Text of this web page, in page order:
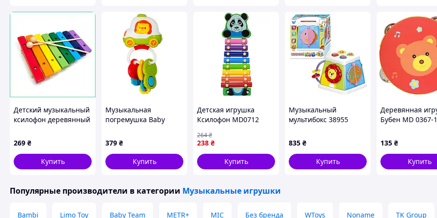
Детский музыкальный
ксилофон деревянный
игрушка для
моторики, 2 палочки в
наборе
269 ₴
Купить
Музыкальная
погремушка Baby
ключиками 8657
379 ₴
Купить
Детская игрушка
Ксилофон MD0712
Sara
238 ₴
264₴
Купить
Музыкальный
мультибокс 38955
УКРАИНСКОЕ
ОЗВУЧЕНИЕ, песни,
сказки, названия
животных, истори
835 ₴
Купить
Деревянная
Бубен MD 0367-1
135 ₴
Купить
Популярные производители в категории Музыкальные игрушки
Bambi Limo Toy Baby Team METR+ MIC Без бренда WToys Noname TK Group